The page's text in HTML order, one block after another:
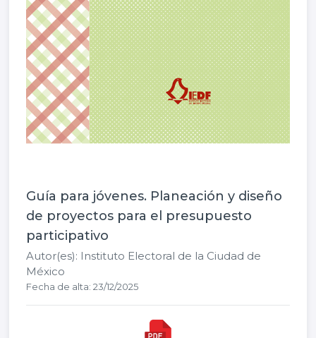
Guía para jóvenes. Planeación y diseño
de proyectos para el presupuesto
participativo
Autor(es): Instituto Electoral de la Ciudad de
México
Fecha de alta: 23/12/2025